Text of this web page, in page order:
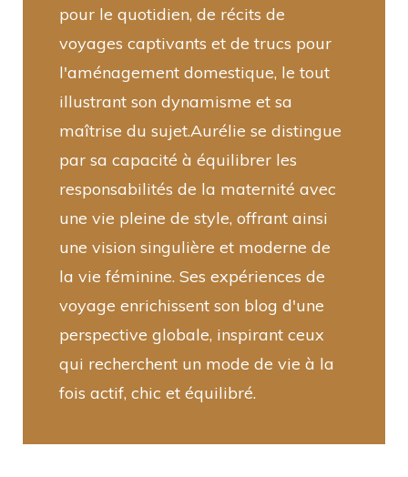
pour le quotidien, de récits de
voyages captivants et de trucs pour
l'aménagement domestique, le tout
illustrant son dynamisme et sa
maîtrise du sujet.Aurélie se distingue
par sa capacité à équilibrer les
responsabilités de la maternité avec
une vie pleine de style, offrant ainsi
une vision singulière et moderne de
la vie féminine. Ses expériences de
voyage enrichissent son blog d'une
perspective globale, inspirant ceux
qui recherchent un mode de vie à la
fois actif, chic et équilibré.